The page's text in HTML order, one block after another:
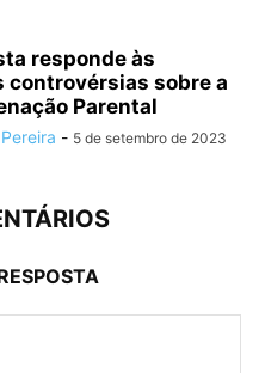
responde às
controvérsias sobre a
Parental
- 5 de setembro de 2023